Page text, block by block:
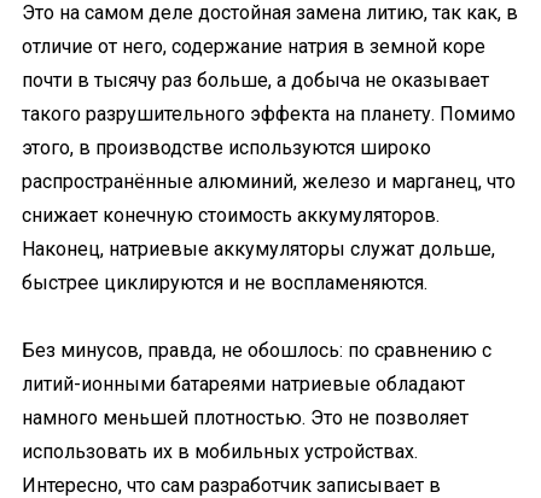
Это на самом деле достойная замена литию, так как, в
отличие от него, содержание натрия в земной коре
почти в тысячу раз больше, а добыча не оказывает
такого разрушительного эффекта на планету. Помимо
этого, в производстве используются широко
распространённые алюминий, железо и марганец, что
снижает конечную стоимость аккумуляторов.
Наконец, натриевые аккумуляторы служат дольше,
быстрее циклируются и не воспламеняются.
Без минусов, правда, не обошлось: по сравнению с
литий-ионными батареями натриевые обладают
намного меньшей плотностью. Это не позволяет
использовать их в мобильных устройствах.
Интересно, что сам разработчик записывает в